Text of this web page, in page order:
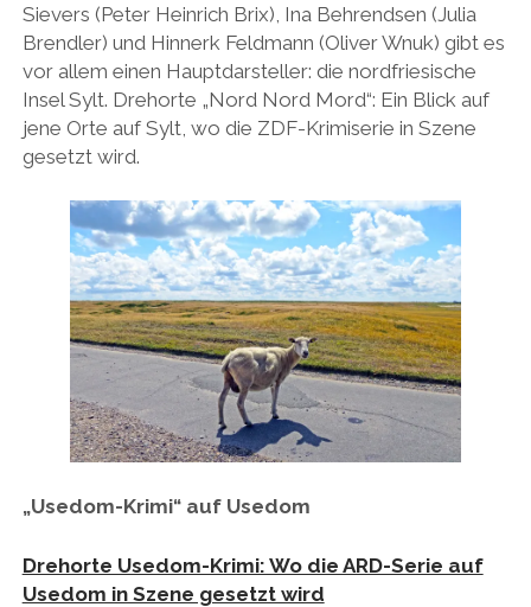
Sievers (Peter Heinrich Brix), Ina Behrendsen (Julia
Brendler) und Hinnerk Feldmann (Oliver Wnuk) gibt es
vor allem einen Hauptdarsteller: die nordfriesische
Insel Sylt. Drehorte „Nord Nord Mord“: Ein Blick auf
jene Orte auf Sylt, wo die ZDF-Krimiserie in Szene
gesetzt wird.
„Usedom-Krimi“ auf Usedom
Drehorte Usedom-Krimi: Wo die ARD-Serie auf
Usedom in Szene gesetzt wird